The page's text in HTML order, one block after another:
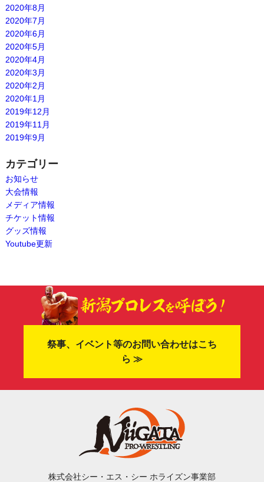
2020年8月
2020年7月
2020年6月
2020年5月
2020年4月
2020年3月
2020年2月
2020年1月
2019年12月
2019年11月
2019年9月
カテゴリー
お知らせ
大会情報
メディア情報
チケット情報
グッズ情報
Youtube更新
祭事、イベント等のお問い合わせはこち
ら ≫
株式会社シー・エス・シー ホライズン事業部